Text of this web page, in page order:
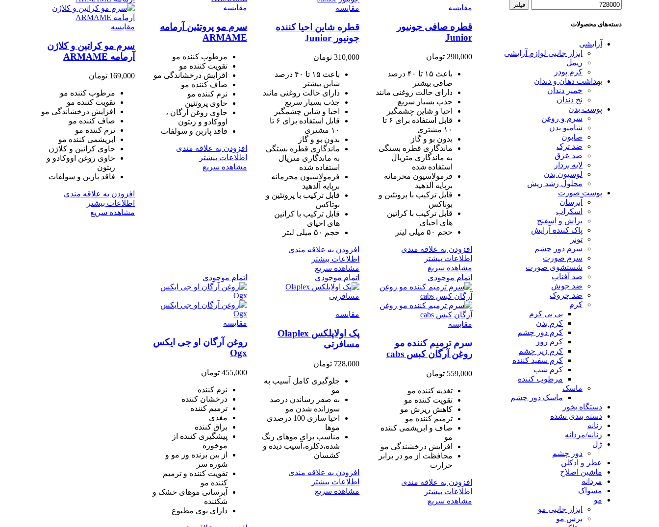
فیلتر
دسته‌های محصولات
آرایشی
ابزار جانبی لوازم آرایشی
ریمل
کرم پودر
بهداشت دهان و دندان
خمیر دندان
نخ دندان
پوست بدن
سرم و روغن
شامپو بدن
صابون
ضد ترک
ضد عرق
لایه بردار
لوسیون بدن
محلول رشد ریش
پوست صورت
آبرسان
اسکراب
براش و اسفنج
پاک کننده آرایش
تونر
سرم دور چشم
سرم صورت
شستشوی صورت
ضد آفتاب
ضد جوش
ضد چروک
کرم
بی بی کرم
کرم بدن
کرم دور چشم
کرم روز
کرم زیر چشم
کرم سفید کننده
کرم شب
مرطوب کننده
ماسک
ماسک دور چشم
دستگاه بخور
دسته بندی نشده
زنانه
زنانه/مردانه
ژل
دور چشم
عطر و ادکلن
ماشین اصلاح
مردانه
مسواک
مو
ابزار جانبی مو
برس مو
مقایسه
قطره صافی جونیور
Junior
290,000 تومان
باعث ۱۵ تا ۴۰ درصد
صافی بیشتر
دارای حالت روغنی مانند
جذب بسیار سریع
احیا و شاین چشمگیر
قابل استفاده برای ۶ تا
۱۰ مشتری
بدون بو و گاز
ماندگاری قطره بستگی
به ماندگاری متریال
استفاده شده
فرمولاسیون محرمانه
برپایه آلدهید
قابل ترکیب با پروتئین و
بوتاکس
قابل ترکیب با کراتین
های احیای
حجم ۵۰ میلی لیتر
افزودن به علاقه مندی
اطلاعات بیشتر
مشاهده سریع
مقایسه
قطره شاین احیا کننده
جونیور Junior
310,000 تومان
باعث ۱۵ تا ۴۰ درصد
شاین بیشتر
دارای حالت روغنی مانند
جذب بسیار سریع
احیا و شاین چشمگیر
قابل استفاده برای ۶ تا
۱۰ مشتری
بدون بو و گاز
ماندگاری قطره بستگی
به ماندگاری متریال
استفاده شده
فرمولاسیون محرمانه
برپایه آلدهید
قابل ترکیب با پروتئین و
بوتاکس
قابل ترکیب با کراتین
های احیای
حجم ۵۰ میلی لیتر
افزودن به علاقه مندی
اطلاعات بیشتر
مشاهده سریع
مقایسه
سرم مو پروتئین آرمامه
ARMAME
مرطوب کننده مو
تقویت کننده مو
افزایش درخشاندگی مو
صاف کننده مو
نرم کننده مو
حاوی پروتئین
حاوی روغن آرگان ،
اووکادو و زیتون
فاقد پاربن و سولفات
افزودن به علاقه مندی
اطلاعات بیشتر
مشاهده سریع
مقایسه
سرم مو کراتین و کلاژن
آرمامه ARMAME
169,000 تومان
مرطوب کننده مو
تقویت کننده مو
افزایش درخشاندگی مو
صاف کننده مو
نرم کننده مو
ابریشمی کننده مو
حاوی کراتین و کلاژن
حاوی روغن اووکادو و
زیتون
فاقد پاربن و سولفات
افزودن به علاقه مندی
اطلاعات بیشتر
مشاهده سریع
اتمام موجودی
مقایسه
سرم ترمیم کننده مو
روغن آرگان کبس cabs
559,000 تومان
تغذیه کننده مو
تقویت کننده مو
کاهش ریزش مو
ترمیم کننده مو
صاف و ابریشمی کننده
مو
افزایش درخشندگی مو
محافظت از مو در برابر
حرارت
افزودن به علاقه مندی
اطلاعات بیشتر
مشاهده سریع
اتمام موجودی
مقایسه
پک اولاپلکس Olaplex
مسافرتی
728,000 تومان
جلوگیری کامل آسیب به
مو
به صفر رساندن درصد
سوزانده شدن مو
احیا سازی 100 درصدی
موها
مناسب برای موهای رنگ
شده،دکلره،آسیب دیده و
کشسان
افزودن به علاقه مندی
اطلاعات بیشتر
مشاهده سریع
اتمام موجودی
مقایسه
روغن آرگان او جی ایکس
Ogx
455,000 تومان
نرم کننده
درخشان کننده
ترمیم کننده
مغذی
براق کننده
پیشگیری کننده از
موخوره
از بین برنده وز مو و
شوره سر
تقویت کننده و ترمیم
کننده مو
آبرسانی موهای خشک و
شکننده
دارای بوی مطبوع